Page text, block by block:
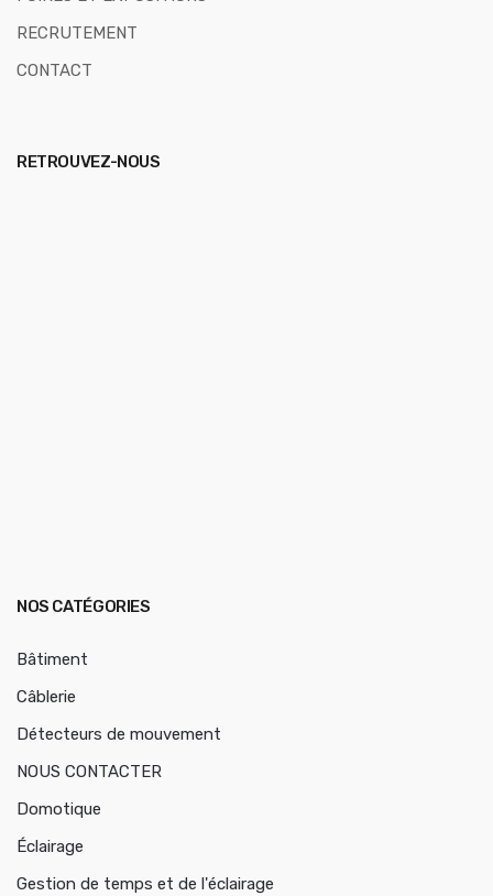
RECRUTEMENT
CONTACT
RETROUVEZ-NOUS
NOS CATÉGORIES
Bâtiment
Câblerie
Détecteurs de mouvement
NOUS CONTACTER
Domotique
Éclairage
Gestion de temps et de l'éclairage